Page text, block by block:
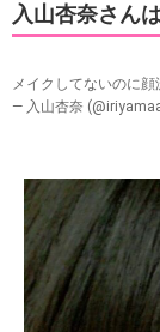
入山杏奈さん
メイクしてないのに顔
— 入山杏奈